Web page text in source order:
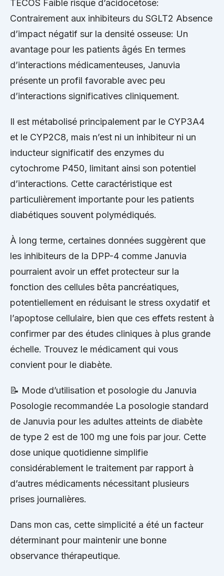
TECOS Faible risque d’acidocétose:
Contrairement aux inhibiteurs du SGLT2 Absence
d’impact négatif sur la densité osseuse: Un
avantage pour les patients âgés En termes
d’interactions médicamenteuses, Januvia
présente un profil favorable avec peu
d’interactions significatives cliniquement.
Il est métabolisé principalement par le CYP3A4
et le CYP2C8, mais n’est ni un inhibiteur ni un
inducteur significatif des enzymes du
cytochrome P450, limitant ainsi son potentiel
d’interactions. Cette caractéristique est
particulièrement importante pour les patients
diabétiques souvent polymédiqués.
À long terme, certaines données suggèrent que
les inhibiteurs de la DPP-4 comme Januvia
pourraient avoir un effet protecteur sur la
fonction des cellules bêta pancréatiques,
potentiellement en réduisant le stress oxydatif et
l’apoptose cellulaire, bien que ces effets restent à
confirmer par des études cliniques à plus grande
échelle. Trouvez le médicament qui vous
convient pour le diabète.
📝 Mode d’utilisation et posologie du Januvia
Posologie recommandée La posologie standard
de Januvia pour les adultes atteints de diabète
de type 2 est de 100 mg une fois par jour. Cette
dose unique quotidienne simplifie
considérablement le traitement par rapport à
d’autres médicaments nécessitant plusieurs
prises journalières.
Dans mon cas, cette simplicité a été un facteur
déterminant pour maintenir une bonne
observance thérapeutique.